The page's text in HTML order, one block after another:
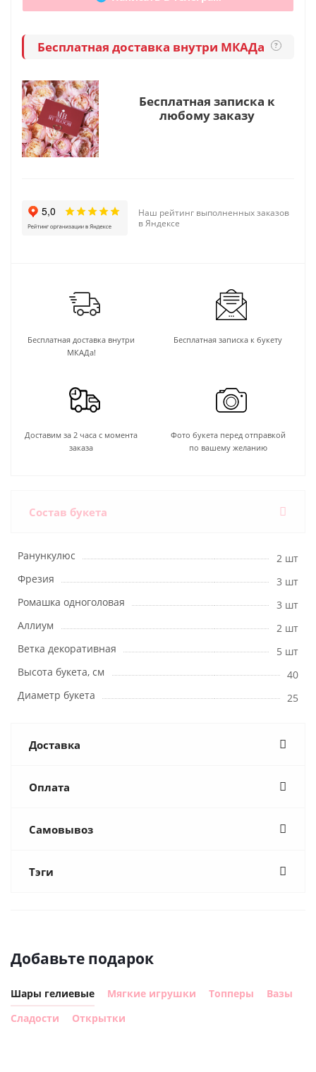
Бесплатная доставка внутри МКАДа ?
Бесплатная записка к
любому заказу
Наш рейтинг выполненных заказов
в Яндексе
Бесплатная доставка внутри
МКАДа!
Бесплатная записка к букету
Доставим за 2 часа с момента
заказа
Фото букета перед отправкой
по вашему желанию
Состав букета
Ранункулюс
2 шт
Фрезия
3 шт
Ромашка одноголовая
3 шт
Аллиум
2 шт
Ветка декоративная
5 шт
Высота букета, см
40
Диаметр букета
25
Доставка
Оплата
Самовывоз
Тэги
Добавьте подарок
Шары гелиевые Мягкие игрушки Топперы
Вазы
Сладости
Открытки